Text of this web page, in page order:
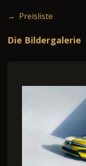
→ Preisliste
Die Bildergalerie